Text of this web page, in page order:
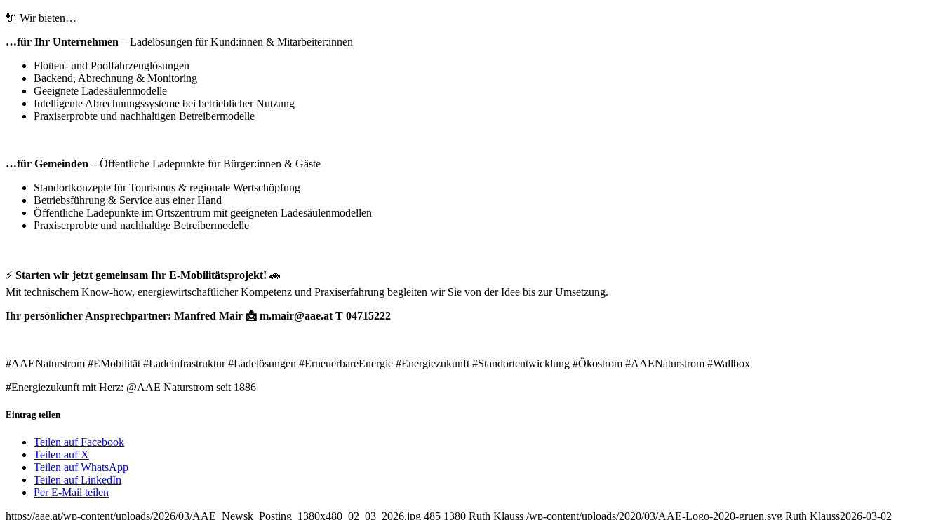
🔌 Wir bieten…
…für Ihr Unternehmen – Ladelösungen für Kund:innen & Mitarbeiter:innen
Flotten- und Poolfahrzeuglösungen
Backend, Abrechnung & Monitoring
Geeignete Ladesäulenmodelle
Intelligente Abrechnungssysteme bei betrieblicher Nutzung
Praxiserprobte und nachhaltigen Betreibermodelle
…für Gemeinden –Öffentliche Ladepunkte für Bürger:innen & Gäste
Standortkonzepte für Tourismus & regionale Wertschöpfung
Betriebsführung & Service aus einer Hand
Öffentliche Ladepunkte im Ortszentrum mit geeigneten Ladesäulenmodellen
Praxiserprobte und nachhaltige Betreibermodelle
⚡ Starten wir jetzt gemeinsam Ihr E‑Mobilitätsprojekt! 🚗
Mit technischem Know-how, energiewirtschaftlicher Kompetenz und Praxiserfahrung begleiten wir Sie von der Idee bis zur Umsetzung.
Ihr persönlicher Ansprechpartner: Manfred Mair 📩 m.mair@aae.at T 04715222
#AAENaturstrom #EMobilität #Ladeinfrastruktur #Ladelösungen #ErneuerbareEnergie #Energiezukunft #Standortentwicklung #Ökostrom #AAENaturstrom #Wallbox
#Energiezukunft mit Herz: @AAE Naturstrom seit 1886
Eintrag teilen
Teilen auf Facebook
Teilen auf X
Teilen auf WhatsApp
Teilen auf LinkedIn
Per E-Mail teilen
https://aae.at/wp-content/uploads/2026/03/AAE_Newsk_Posting_1380x480_02_03_2026.jpg 485 1380 Ruth Klauss /wp-content/uploads/2020/03/AAE-Logo-2020-gruen.svg Ruth Klauss2026-03-02